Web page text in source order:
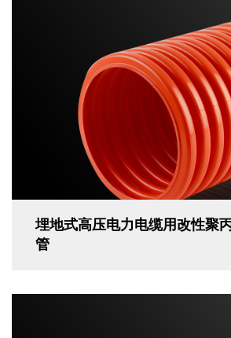
埋地式高压电力电缆用改性聚
管